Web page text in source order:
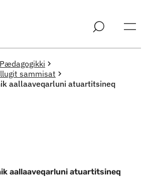
Pædagogikki
sammisat
aallaaveqarluni atuartitsineq
aallaaveqarluni atuartitsineq